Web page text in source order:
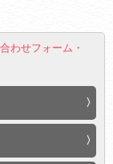
わせフォーム・